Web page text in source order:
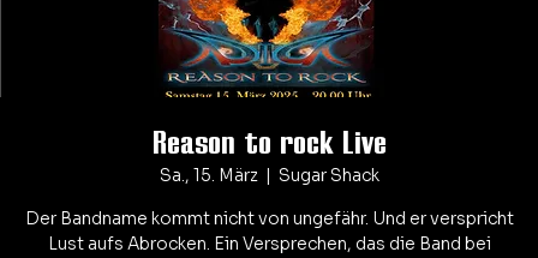
Reason to rock Live
Sa., 15. März
  |
Sugar Shack
Der Bandname kommt nicht von ungefähr. Und er verspricht
Lust aufs Abrocken. Ein Versprechen, das die Band bei